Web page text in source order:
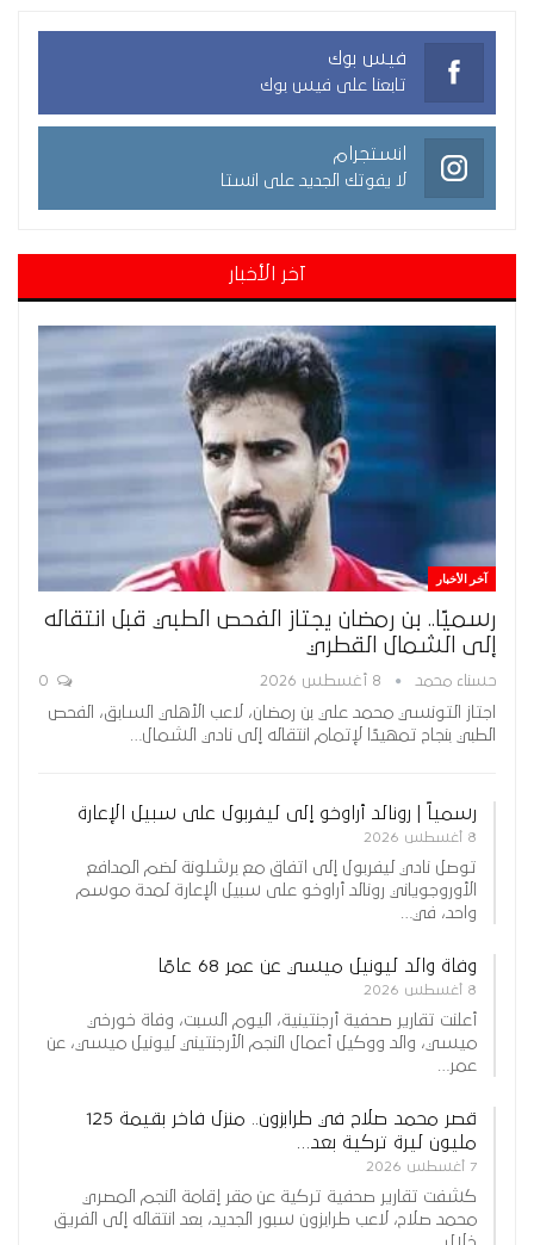
فيس بوك
تابعنا على فيس بوك
انستجرام
لا يفوتك الجديد على انستا
آخر الأخبار
آخر الأخبار
رسميًا.. بن رمضان يجتاز الفحص الطبي قبل انتقاله
إلى الشمال القطري
حسناء محمد 8 أغسطس 2026
اجتاز التونسي محمد علي بن رمضان، لاعب الأهلي السابق، الفحص
الطبي بنجاح تمهيدًا لإتمام انتقاله إلى نادي الشمال…
رسمياً | رونالد أراوخو إلى ليفربول على سبيل الإعارة
8 أغسطس 2026
توصل نادي ليفربول إلى اتفاق مع برشلونة لضم المدافع
الأوروجوياني رونالد أراوخو على سبيل الإعارة لمدة موسم
واحد، في…
وفاة والد ليونيل ميسي عن عمر 68 عامًا
8 أغسطس 2026
أعلنت تقارير صحفية أرجنتينية، اليوم السبت، وفاة خورخي
ميسي، والد ووكيل أعمال النجم الأرجنتيني ليونيل ميسي، عن
عمر…
قصر محمد صلاح في طرابزون.. منزل فاخر بقيمة 125
مليون ليرة تركية بعد…
7 أغسطس 2026
كشفت تقارير صحفية تركية عن مقر إقامة النجم المصري
محمد صلاح، لاعب طرابزون سبور الجديد، بعد انتقاله إلى الفريق
خلال…